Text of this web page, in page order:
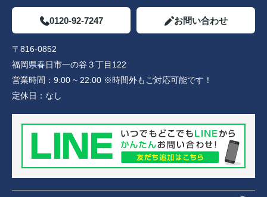
0120-92-7247 お問い合わせ
〒816-0852
福岡県春日市一の谷３丁目122
営業時間： 9:00 ~ 22:00 ※時間外もご対応可能です！
定休日： なし